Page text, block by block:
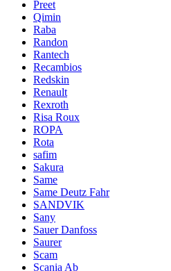
Preet
Qimin
Raba
Randon
Rantech
Recambios
Redskin
Renault
Rexroth
Risa Roux
ROPA
Rota
safim
Sakura
Same
Same Deutz Fahr
SANDVIK
Sany
Sauer Danfoss
Saurer
Scam
Scania Ab